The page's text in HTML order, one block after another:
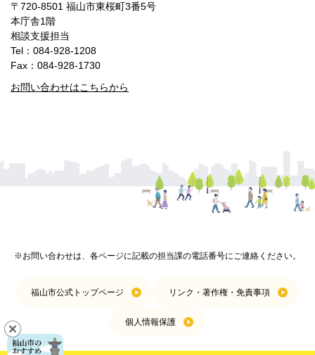
〒720-8501 福山市東桜町3番5号
本庁舎1階
相談支援担当
Tel：084-928-1208
Fax：084-928-1730
お問い合わせはこちらから
※お問い合わせは、各ページに記載の担当課の電話番号にご連絡ください。
福山市公式トップページ リンク・著作権・免責事項
個人情報保護